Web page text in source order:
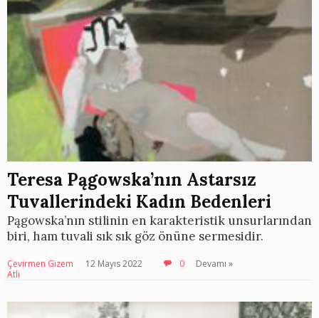
Teresa Pągowska’nın Astarsız
Tuvallerindeki Kadın Bedenleri
Pągowska’nın stilinin en karakteristik unsurlarından
biri, ham tuvali sık sık göz önüne sermesidir.
Çevirmen Gizem
Atlı
12 Mayıs 2022 0 Devamı »